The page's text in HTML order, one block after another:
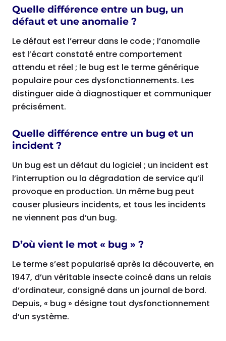
Quelle différence entre un bug, un
défaut et une anomalie ?
Le défaut est l’erreur dans le code ; l’anomalie
est l’écart constaté entre comportement
attendu et réel ; le bug est le terme générique
populaire pour ces dysfonctionnements. Les
distinguer aide à diagnostiquer et communiquer
précisément.
Quelle différence entre un bug et un
incident ?
Un bug est un défaut du logiciel ; un incident est
l’interruption ou la dégradation de service qu’il
provoque en production. Un même bug peut
causer plusieurs incidents, et tous les incidents
ne viennent pas d’un bug.
D’où vient le mot « bug » ?
Le terme s’est popularisé après la découverte, en
1947, d’un véritable insecte coincé dans un relais
d’ordinateur, consigné dans un journal de bord.
Depuis, « bug » désigne tout dysfonctionnement
d’un système.